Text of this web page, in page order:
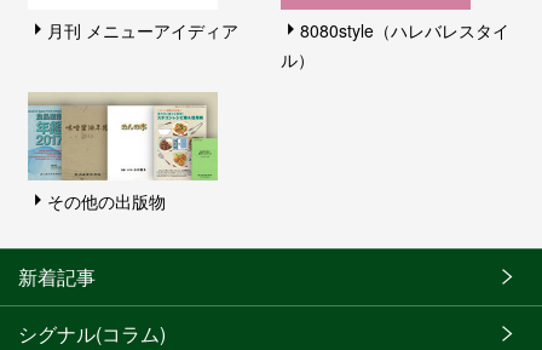
月刊 メニューアイディア
8080style（ハレバレスタイ
ル）
その他の出版物
新着記事
シグナル(コラム)